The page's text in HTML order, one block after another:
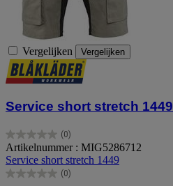
Vergelijken Vergelijken
Service short stretch 1449
(0)
0.0
van
de
5
Artikelnummer : MIG5286712
Service short stretch 1449
(0)
0.0